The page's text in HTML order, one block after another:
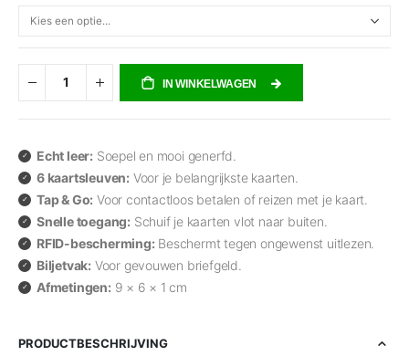
IN WINKELWAGEN
Echt leer: Soepel en mooi generfd.
6 kaartsleuven: Voor je belangrijkste kaarten.
Tap & Go: Voor contactloos betalen of reizen met je kaart.
Snelle toegang: Schuif je kaarten vlot naar buiten.
RFID-bescherming: Beschermt tegen ongewenst uitlezen.
Biljetvak: Voor gevouwen briefgeld.
Afmetingen: 9 × 6 × 1 cm
PRODUCTBESCHRIJVING